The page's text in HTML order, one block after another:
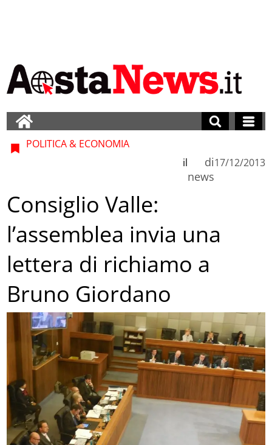
POLITICA & ECONOMIA
di
news
il 17/12/2013
Consiglio Valle:
l’assemblea invia una
lettera di richiamo a
Bruno Giordano